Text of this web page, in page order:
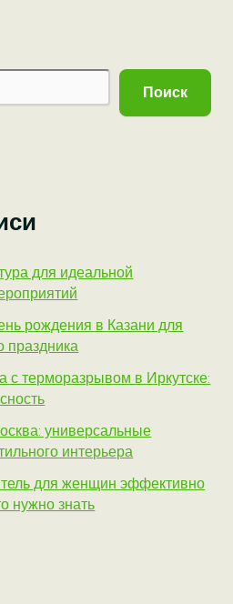
Поиск
для идеальной
рождения в Казани для
праздника
с терморазрывом в Иркутске:
универсальные
интерьера
для женщин эффективно
нужно знать